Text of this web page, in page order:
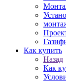
Как купить
Назад
Как